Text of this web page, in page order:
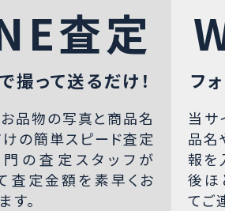
査定
撮って送るだけ！
品物の写真と商品名
の簡単スピード査定
門の査定スタッフが
査定金額を素早くお
す。
フ
当サ
品名
報を
後ほ
てご